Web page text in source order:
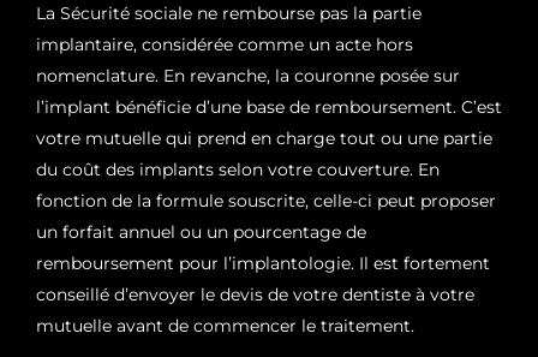
La Sécurité sociale ne rembourse pas la partie
implantaire, considérée comme un acte hors
nomenclature. En revanche, la couronne posée sur
l’implant bénéficie d’une base de remboursement. C’est
votre mutuelle qui prend en charge tout ou une partie
du coût des implants selon votre couverture. En
fonction de la formule souscrite, celle-ci peut proposer
un forfait annuel ou un pourcentage de
remboursement pour l’implantologie. Il est fortement
conseillé d’envoyer le devis de votre dentiste à votre
mutuelle avant de commencer le traitement.